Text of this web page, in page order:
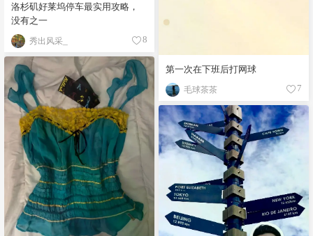
洛杉矶好莱坞停车最实用攻略，
没有之一
秀出风采_ 8
第一次在下班后打网球
毛球茶茶 7